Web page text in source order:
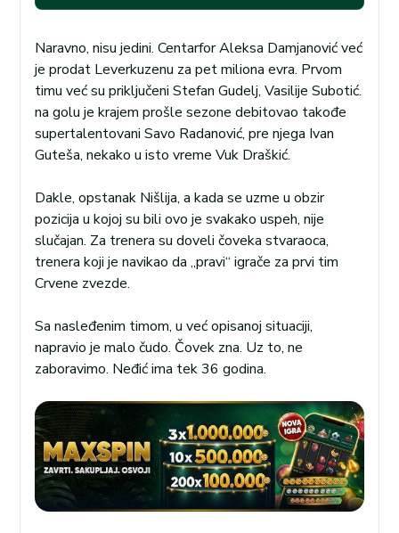
Naravno, nisu jedini. Centarfor Aleksa Damjanović već
je prodat Leverkuzenu za pet miliona evra. Prvom
timu već su priključeni Stefan Gudelj, Vasilije Subotić.
na golu je krajem prošle sezone debitovao takođe
supertalentovani Savo Radanović, pre njega Ivan
Guteša, nekako u isto vreme Vuk Draškić.
Dakle, opstanak Nišlija, a kada se uzme u obzir
pozicija u kojoj su bili ovo je svakako uspeh, nije
slučajan. Za trenera su doveli čoveka stvaraoca,
trenera koji je navikao da „pravi“ igrače za prvi tim
Crvene zvezde.
Sa nasleđenim timom, u već opisanoj situaciji,
napravio je malo čudo. Čovek zna. Uz to, ne
zaboravimo. Neđić ima tek 36 godina.